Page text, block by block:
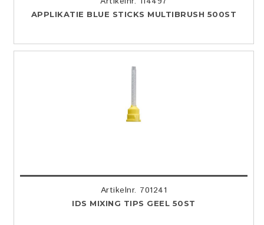
APPLIKATIE BLUE STICKS MULTIBRUSH 500ST
Artikelnr. 701241
IDS MIXING TIPS GEEL 50ST